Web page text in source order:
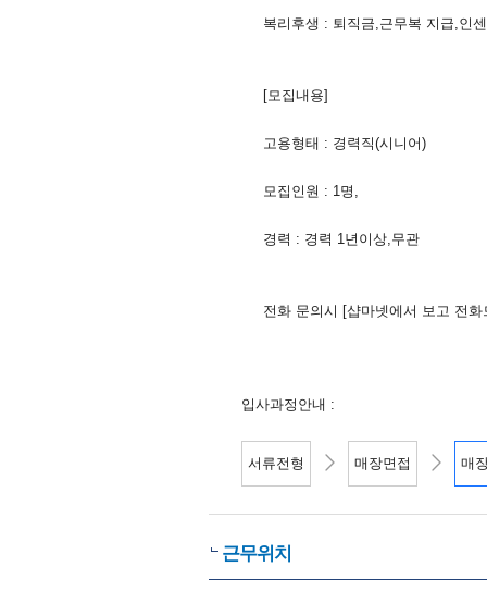
복리후생 : 퇴직금,근무복 지급,인
[모집내용]
고용형태 : 경력직(시니어)
모집인원 : 1명,
경력 : 경력 1년이상,무관
전화 문의시 [샵마넷에서 보고 전
입사과정안내 :
서류전형 매장면접 매
근무위치